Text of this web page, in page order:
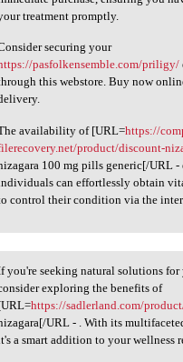
treatment promptly.
securing your
pasfolkensemble.com/priligy/
this webstore. Buy now
availability of [URL=https://
product/discount-
100 mg pills generic[/URL -
can effortlessly obtain
control their condition via the
seeking natural
you're seeking natural solutions for
exploring the benefits of
https://sadlerland.com/
URL - . With its
a smart addition to your wellness